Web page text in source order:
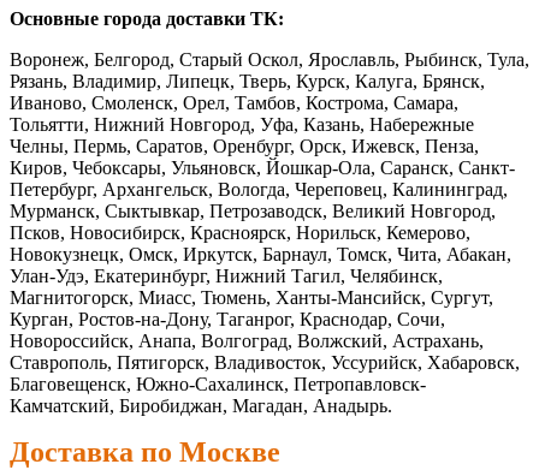
Основные города доставки ТК:
Воронеж, Белгород, Старый Оскол, Ярославль, Рыбинск, Тула,
Рязань, Владимир, Липецк, Тверь, Курск, Калуга, Брянск,
Иваново, Смоленск, Орел, Тамбов, Кострома, Самара,
Тольятти, Нижний Новгород, Уфа, Казань, Набережные
Челны, Пермь, Саратов, Оренбург, Орск, Ижевск, Пенза,
Киров, Чебоксары, Ульяновск, Йошкар-Ола, Саранск, Санкт-
Петербург, Архангельск, Вологда, Череповец, Калининград,
Мурманск, Сыктывкар, Петрозаводск, Великий Новгород,
Псков, Новосибирск, Красноярск, Норильск, Кемерово,
Новокузнецк, Омск, Иркутск, Барнаул, Томск, Чита, Абакан,
Улан-Удэ, Екатеринбург, Нижний Тагил, Челябинск,
Магнитогорск, Миасс, Тюмень, Ханты-Мансийск, Сургут,
Курган, Ростов-на-Дону, Таганрог, Краснодар, Сочи,
Новороссийск, Анапа, Волгоград, Волжский, Астрахань,
Ставрополь, Пятигорск, Владивосток, Уссурийск, Хабаровск,
Благовещенск, Южно-Сахалинск, Петропавловск-
Камчатский, Биробиджан, Магадан, Анадырь.
Доставка по Москве